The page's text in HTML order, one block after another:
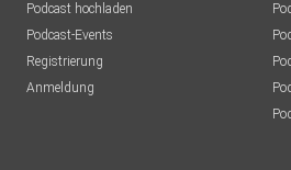
Podcast hochladen
Podcast-Events
Registrierung
Anmeldung